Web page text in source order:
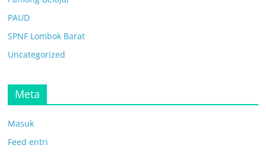
PAUD
SPNF Lombok Barat
Uncategorized
Meta
Masuk
Feed entri